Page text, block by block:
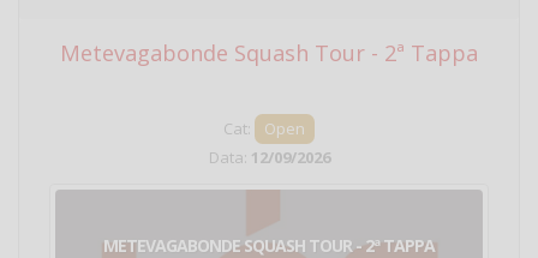
Metevagabonde Squash Tour - 2ª Tappa
Cat:
Open
Data: 12/09/2026
METEVAGABONDE SQUASH TOUR - 2ª TAPPA